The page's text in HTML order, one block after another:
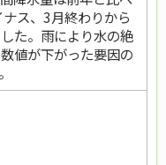
ス、3月終わりから
た。雨により水の絶
値が下がった要因の